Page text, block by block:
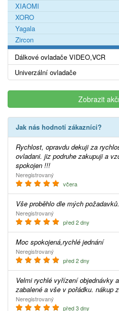
XIAOMI
XORO
Yagala
Zircon
Dálkové ovladače VIDEO,VCR
Univerzální ovladače
Zobrazit
Jak nás hodnotí zákazníci?
Rychlost, opravdu dekuji za rychlost v doruceni dalkoveho
ovladani. jiz podruhe zakupuji a
spokojen !!!
Neregistrovaný
včera
Vše proběhlo dle mých požadavků.
Neregistrovaný
před 2 dny
Moc spokojená,rychlé jednání
Neregistrovaný
před 2 dny
Velmi rychlé vyřízení objednávky a dodání zboží. pečlivě
zabalené a vše v pořádku. nákup
Neregistrovaný
před 3 dny